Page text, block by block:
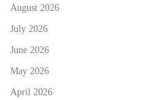
August 2026
July 2026
June 2026
May 2026
April 2026